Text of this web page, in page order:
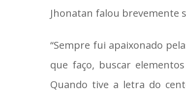
Jhonatan falou brevemente
“Sempre fui apaixonado
que faço, buscar
Quando tive a letra do